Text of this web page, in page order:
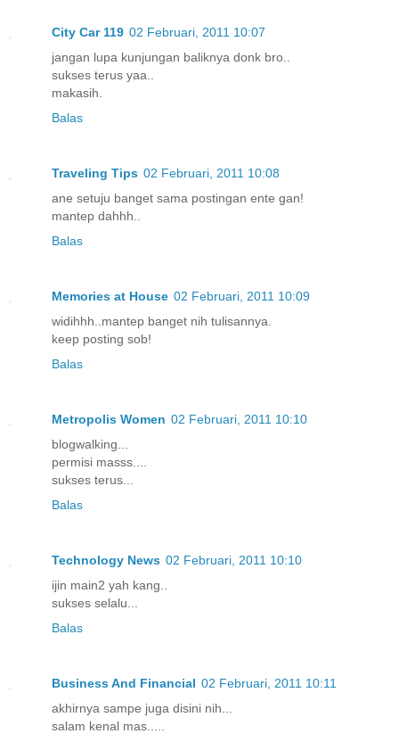
City Car 119 02 Februari, 2011 10:07
jangan lupa kunjungan baliknya donk bro..
sukses terus yaa..
makasih.
Balas
Traveling Tips 02 Februari, 2011 10:08
ane setuju banget sama postingan ente gan!
mantep dahhh..
Balas
Memories at House 02 Februari, 2011 10:09
widihhh..mantep banget nih tulisannya.
keep posting sob!
Balas
Metropolis Women 02 Februari, 2011 10:10
blogwalking...
permisi masss....
sukses terus...
Balas
Technology News 02 Februari, 2011 10:10
ijin main2 yah kang..
sukses selalu...
Balas
Business And Financial 02 Februari, 2011 10:11
akhirnya sampe juga disini nih...
salam kenal mas.....